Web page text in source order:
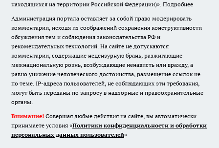
находящихся на территории Российской Федерации)». Подробнее
Администрация портала оставляет за собой право модерировать
комментарии, исходя из соображений сохранения конструктивности
обсуждения тем и соблюдения законодательства РФ и
рекомендательных технологий. На сайте не допускаются
комментарии, содержащие нецензурную брань, разжигающие
межнациональную рознь, возбуждающие ненависть или вражду, а
равно унижение человеческого достоинства, размещение ссылок не
по теме. IP-адреса пользователей, не соблюдающих эти требования,
могут быть переданы по запросу в надзорные и правоохранительные
органы.
Внимание! Совершая любые действия на сайте, вы автоматически
принимаете условия «Политики конфиденциальности и обработки
персональных данных пользователей»